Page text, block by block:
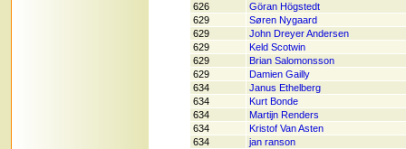
626
Göran Högstedt
629
Søren Nygaard
629
John Dreyer Andersen
629
Keld Scotwin
629
Brian Salomonsson
629
Damien Gailly
634
Janus Ethelberg
634
Kurt Bonde
634
Martijn Renders
634
Kristof Van Asten
634
jan ranson